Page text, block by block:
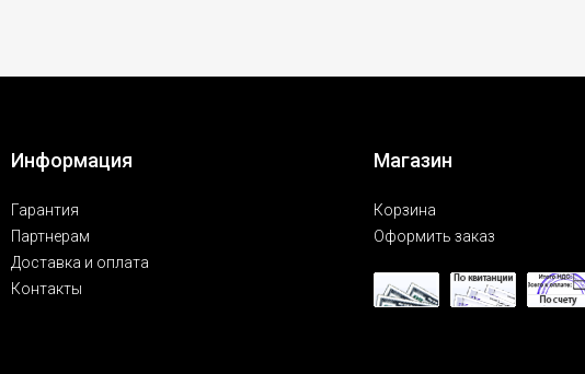
Информация
Гарантия
Партнерам
Доставка и оплата
Контакты
Магазин
Корзина
Оформить заказ